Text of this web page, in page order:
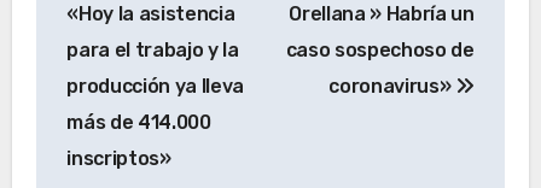
«Hoy la asistencia
para el trabajo y la
producción ya lleva
más de 414.000
inscriptos»
Orellana » Habría un
caso sospechoso de
coronavirus»